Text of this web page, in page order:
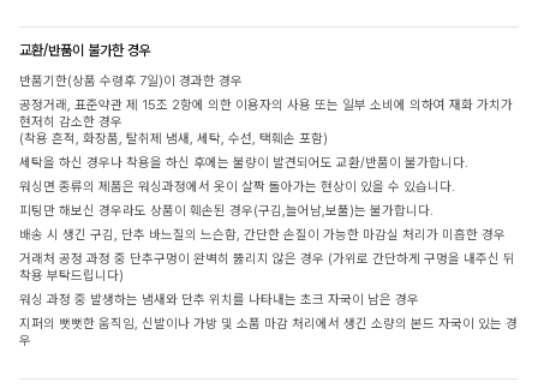
교환/반품이 불가한 경우
반품기한(상품 수령후 7일)이 경과한 경우
공정거래, 표준약관 제 15조 2항에 의한 이용자의 사용 또는 일부 소비에 의하여 재화 가치가
현저히 감소한 경우
(착용 흔적, 화장품, 탈취제 냄새, 세탁, 수선, 택훼손 포함)
세탁을 하신 경우나 착용을 하신 후에는 불량이 발견되어도 교환/반품이 불가합니다.
워싱면 종류의 제품은 워싱과정에서 옷이 살짝 돌아가는 현상이 있을 수 있습니다.
피팅만 해보신 경우라도 상품이 훼손된 경우(구김,늘어남,보풀)는 불가합니다.
배송 시 생긴 구김, 단추 바느질의 느슨함, 간단한 손질이 가능한 마감실 처리가 미흡한 경우
거래처 공정 과정 중 단추구멍이 완벽히 뚫리지 않은 경우 (가위로 간단하게 구멍을 내주신 뒤
착용 부탁드립니다)
워싱 과정 중 발생하는 냄새와 단추 위치를 나타내는 초크 자국이 남은 경우
지퍼의 뻣뻣한 움직임, 신발이나 가방 및 소품 마감 처리에서 생긴 소량의 본드 자국이 있는 경
우